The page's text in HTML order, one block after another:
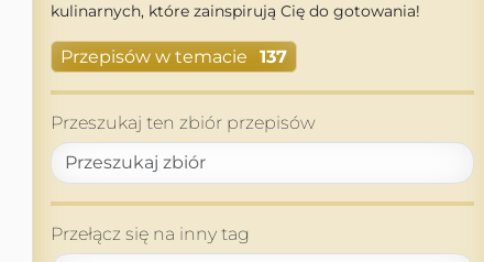
kulinarnych, które zainspirują Cię do gotowania!
Przepisów w temacie 137
Przeszukaj ten zbiór przepisów
Przełącz się na inny tag